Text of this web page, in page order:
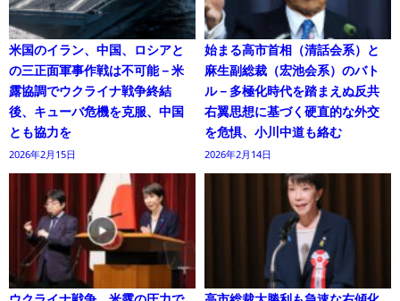
米国のイラン、中国、ロシアと
の三正面軍事作戦は不可能－米
露協調でウクライナ戦争終結
後、キューバ危機を克服、中国
とも協力を
2026年2月15日
始まる高市首相（清話会系）と
麻生副総裁（宏池会系）のバト
ル－多極化時代を踏まえぬ反共
右翼思想に基づく硬直的な外交
を危惧、小川中道も絡む
2026年2月14日